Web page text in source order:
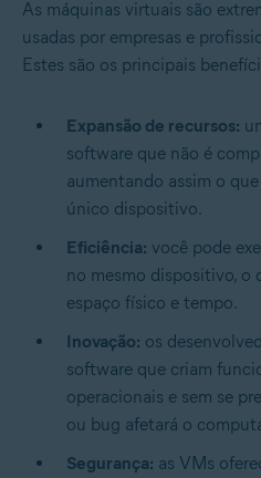
As máquinas virtuais são
usadas por empresas e
Estes são os principais
Expansão de recursos:
software que não é
aumentando assim o
único dispositivo.
Eficiência: você pode
no mesmo dispositivo, o
espaço físico e tempo.
Inovação: os
software que criam
operacionais e sem se
ou bug afetará o
Segurança: as VMs